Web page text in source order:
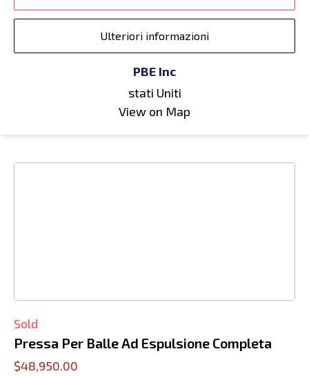
Ulteriori informazioni
PBE Inc
stati Uniti
View on Map
Sold
Pressa Per Balle Ad Espulsione Completa
$48,950.00